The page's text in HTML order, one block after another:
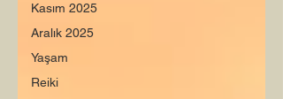
Kasım 2025
Aralık 2025
Yaşam
Reiki